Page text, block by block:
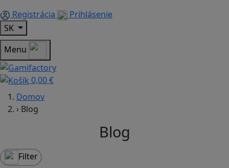
Registrácia
Prihlásenie
SK
Menu
0,00 €
Domov
› Blog
Blog
Filter